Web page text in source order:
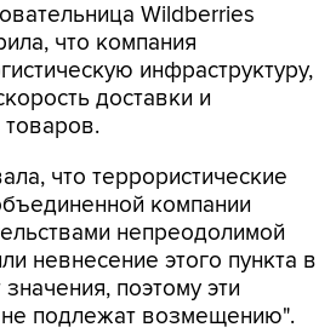
Wildberries
что компания
инфраструктуру,
доставки и
что террористические
компании
непреодолимой
невнесение этого пункта в
поэтому эти
не подлежат возмещению".